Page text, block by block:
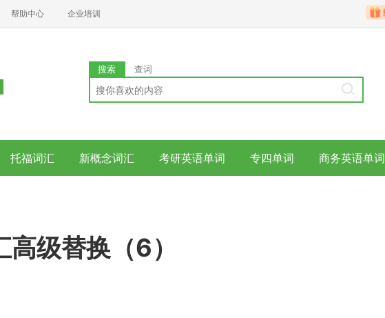
帮助中心 企业培训
搜索 查词
托福词汇 新概念词汇 考研英语单词 专四单词 商务英语单词
级替换（6）